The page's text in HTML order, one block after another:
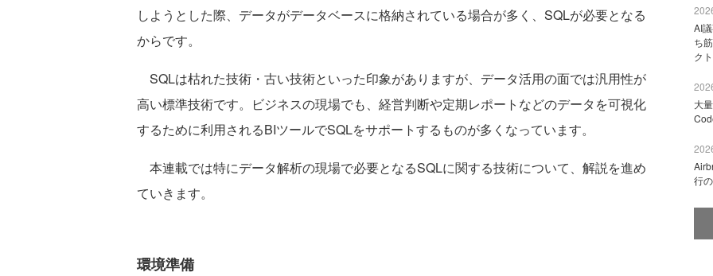
しようとした際、データがデータベースに格納されている場合が多く、SQLが必要となる
からです。
SQLは枯れた技術・古い技術といった印象がありますが、データ活用の面では汎用性が
高い標準技術です。ビジネスの現場でも、経営判断や定期レポートなどのデータを可視化
するために利用されるBIツールでSQLをサポートするものが多くなっています。
本連載では特にデータ解析の現場で必要となるSQLに関する技術について、解説を進め
ていきます。
環境準備
AI
ち
ク
大
行